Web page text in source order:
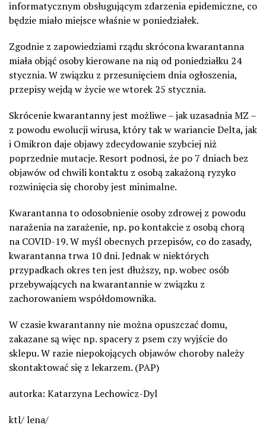
informatycznym obsługującym zdarzenia epidemiczne, co
będzie miało miejsce właśnie w poniedziałek.
Zgodnie z zapowiedziami rządu skrócona kwarantanna
miała objąć osoby kierowane na nią od poniedziałku 24
stycznia. W związku z przesunięciem dnia ogłoszenia,
przepisy wejdą w życie we wtorek 25 stycznia.
Skrócenie kwarantanny jest możliwe – jak uzasadnia MZ –
z powodu ewolucji wirusa, który tak w wariancie Delta, jak
i Omikron daje objawy zdecydowanie szybciej niż
poprzednie mutacje. Resort podnosi, że po 7 dniach bez
objawów od chwili kontaktu z osobą zakażoną ryzyko
rozwinięcia się choroby jest minimalne.
Kwarantanna to odosobnienie osoby zdrowej z powodu
narażenia na zarażenie, np. po kontakcie z osobą chorą
na COVID-19. W myśl obecnych przepisów, co do zasady,
kwarantanna trwa 10 dni. Jednak w niektórych
przypadkach okres ten jest dłuższy, np. wobec osób
przebywających na kwarantannie w związku z
zachorowaniem współdomownika.
W czasie kwarantanny nie można opuszczać domu,
zakazane są więc np. spacery z psem czy wyjście do
sklepu. W razie niepokojących objawów choroby należy
skontaktować się z lekarzem. (PAP)
autorka: Katarzyna Lechowicz-Dyl
ktl/ lena/